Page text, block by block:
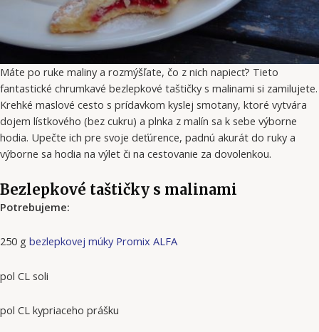
Máte po ruke maliny a rozmýšľate, čo z nich napiecť? Tieto
fantastické chrumkavé bezlepkové taštičky s malinami si zamilujete.
Krehké maslové cesto s prídavkom kyslej smotany, ktoré vytvára
dojem lístkového (bez cukru) a plnka z malín sa k sebe výborne
hodia. Upečte ich pre svoje deťúrence, padnú akurát do ruky a
výborne sa hodia na výlet či na cestovanie za dovolenkou.
Bezlepkové taštičky s malinami
Potrebujeme:
250 g bezlepkovej múky Promix ALFA
pol CL soli
pol CL kypriaceho prášku